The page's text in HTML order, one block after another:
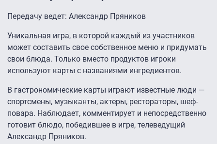
Передачу ведет: Александр Пряников
Уникальная игра, в которой каждый из участников
может составить свое собственное меню и придумать
свои блюда. Только вместо продуктов игроки
используют карты с названиями ингредиентов.
В гастрономические карты играют известные люди —
спортсмены, музыканты, актеры, рестораторы, шеф-
повара. Наблюдает, комментирует и непосредственно
готовит блюдо, победившее в игре, телеведущий
Александр Пряников.